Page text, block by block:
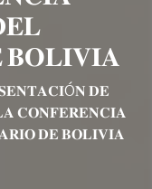
𝐃𝐄
𝐂𝐎𝐍𝐅𝐄𝐑𝐄𝐍𝐂𝐈𝐀
𝐃𝐄 𝐁𝐎𝐋𝐈𝐕𝐈𝐀